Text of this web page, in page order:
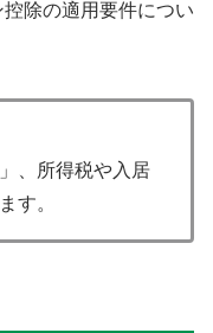
除の適用要件につい
、所得税や入居
す。